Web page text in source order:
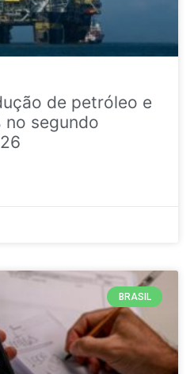
de petróleo e
no segundo
BRASIL